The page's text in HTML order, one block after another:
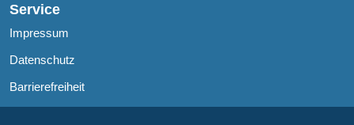
Service
Impressum
Datenschutz
Barrierefreiheit